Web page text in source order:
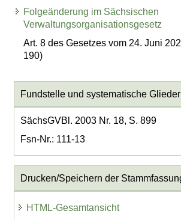
Folgeänderung im Sächsischen
Verwaltungsorganisationsgesetz
Art. 8 des Gesetzes vom 24. Juni
190)
Fundstelle und systematische
SächsGVBl. 2003 Nr. 18, S. 899
Fsn-Nr.: 111-13
Drucken/Speichern der
HTML-Gesamtansicht